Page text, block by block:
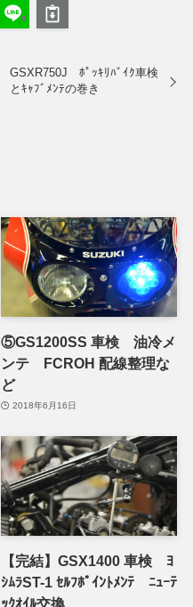
GSXR750J ﾎﾟｯｷﾘﾊﾞｲｸ車検
とｷｬﾌﾞﾒﾝﾃの巻き
⑤GS1200SS 車検 油冷メ
ンテ FCROH 配線整理な
ど
2018年6月16日
【完結】GSX1400 車検 ﾖ
ｼﾑﾗST-1 ｾﾙﾌﾎﾟｲﾝﾄﾒﾝﾃ ﾆｭｰﾃ
ｯｸｵｲﾙ交換